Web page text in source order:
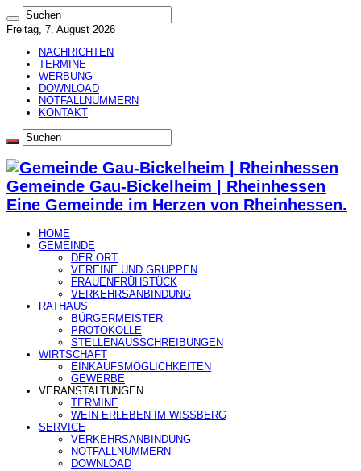
Freitag, 7. August 2026
NACHRICHTEN
TERMINE
WERBUNG
DOWNLOAD
NOTFALLNUMMERN
KONTAKT
Gemeinde Gau-Bickelheim | Rheinhessen
Eine Gemeinde im Herzen von Rheinhessen.
HOME
GEMEINDE
DER ORT
VEREINE UND GRUPPEN
FRAUENFRÜHSTÜCK
VERKEHRSANBINDUNG
RATHAUS
BÜRGERMEISTER
PROTOKOLLE
STELLENAUSSCHREIBUNGEN
WIRTSCHAFT
EINKAUFSMÖGLICHKEITEN
GEWERBE
VERANSTALTUNGEN
TERMINE
WEIN ERLEBEN IM WISSBERG
SERVICE
VERKEHRSANBINDUNG
NOTFALLNUMMERN
DOWNLOAD